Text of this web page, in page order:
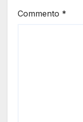
Commento *